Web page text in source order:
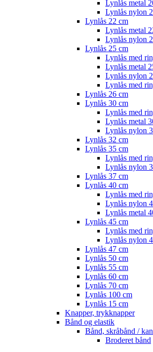
Lynlås metal
Lynlås nylon
Lynlås 22 cm
Lynlås metal
Lynlås nylon
Lynlås 25 cm
Lynlås med
Lynlås metal
Lynlås nylon
Lynlås med
Lynlås 26 cm
Lynlås 30 cm
Lynlås med
Lynlås metal
Lynlås nylon
Lynlås 32 cm
Lynlås 35 cm
Lynlås med
Lynlås nylon
Lynlås 37 cm
Lynlås 40 cm
Lynlås med
Lynlås nylon
Lynlås metal
Lynlås 45 cm
Lynlås med
Lynlås nylon
Lynlås 47 cm
Lynlås 50 cm
Lynlås 55 cm
Lynlås 60 cm
Lynlås 70 cm
Lynlås 100 cm
Lynlås 15 cm
Knapper, trykknapper
Bånd og elastik
Bånd, skråbånd /
Broderet bånd